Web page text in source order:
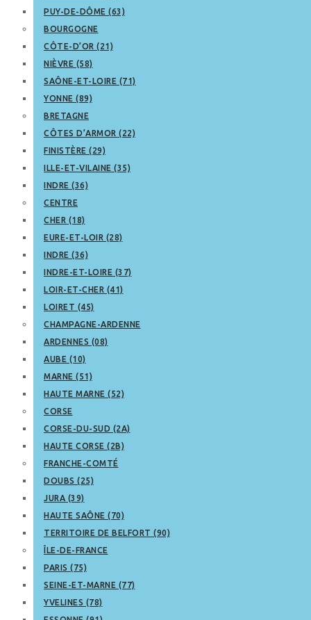
PUY-DE-DÔME (63)
BOURGOGNE
CÔTE-D’OR (21)
NIÈVRE (58)
SAÔNE-ET-LOIRE (71)
YONNE (89)
BRETAGNE
CÔTES D’ARMOR (22)
FINISTÈRE (29)
ILLE-ET-VILAINE (35)
INDRE (36)
CENTRE
CHER (18)
EURE-ET-LOIR (28)
INDRE (36)
INDRE-ET-LOIRE (37)
LOIR-ET-CHER (41)
LOIRET (45)
CHAMPAGNE-ARDENNE
ARDENNES (08)
AUBE (10)
MARNE (51)
HAUTE MARNE (52)
CORSE
CORSE-DU-SUD (2A)
HAUTE CORSE (2B)
FRANCHE-COMTÉ
DOUBS (25)
JURA (39)
HAUTE SAÔNE (70)
TERRITOIRE DE BELFORT (90)
ÎLE-DE-FRANCE
PARIS (75)
SEINE-ET-MARNE (77)
YVELINES (78)